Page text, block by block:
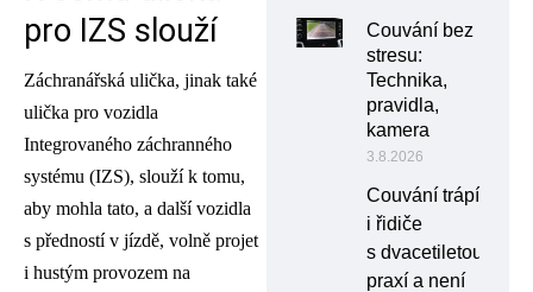
pro IZS slouží
Záchranářská ulička, jinak také
ulička pro vozidla
Integrovaného záchranného
systému (IZS), slouží k tomu,
aby mohla tato, a další vozidla
s předností v jízdě, volně projet
i hustým provozem na
Couvání bez
stresu:
Technika,
pravidla,
kamera
3.8.2026
Couvání trápí
i řidiče
s dvacetiletou
praxí a není